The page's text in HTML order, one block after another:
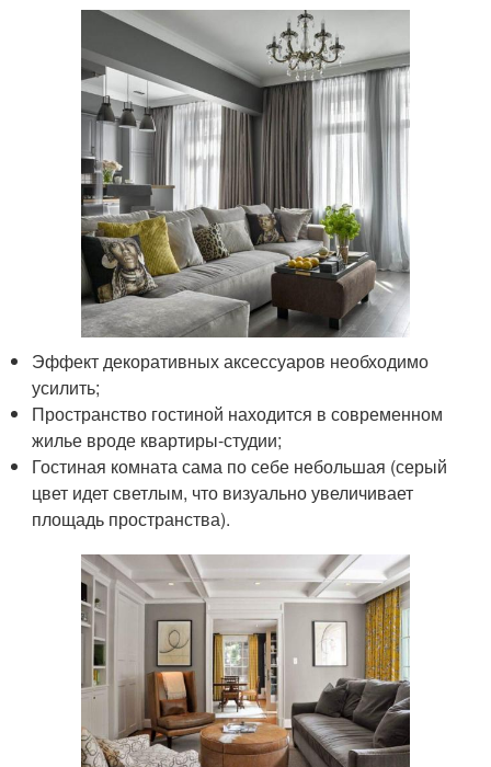
Эффект декоративных аксессуаров необходимо
усилить;
Пространство гостиной находится в современном
жилье вроде квартиры-студии;
Гостиная комната сама по себе небольшая (серый
цвет идет светлым, что визуально увеличивает
площадь пространства).